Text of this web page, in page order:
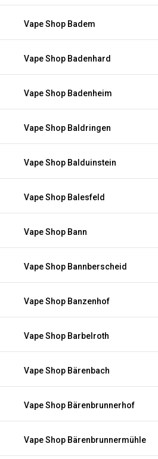
Vape Shop Badem
Vape Shop Badenhard
Vape Shop Badenheim
Vape Shop Baldringen
Vape Shop Balduinstein
Vape Shop Balesfeld
Vape Shop Bann
Vape Shop Bannberscheid
Vape Shop Banzenhof
Vape Shop Barbelroth
Vape Shop Bärenbach
Vape Shop Bärenbrunnerhof
Vape Shop Bärenbrunnermühle